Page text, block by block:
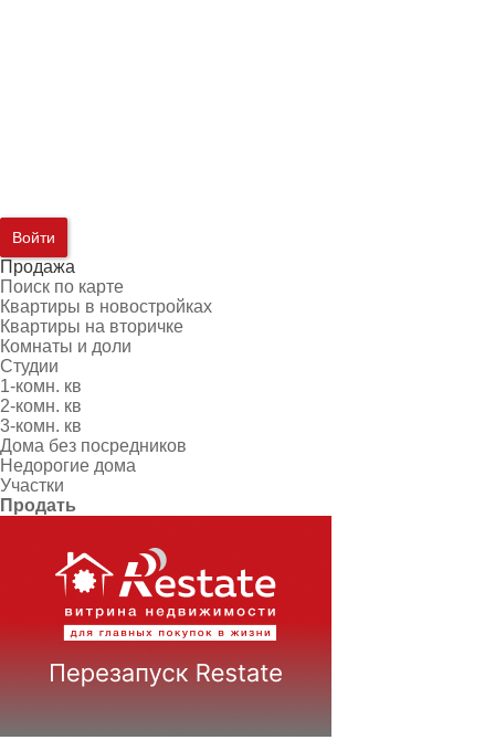
Войти
Продажа
Поиск по карте
Квартиры в новостройках
Квартиры на вторичке
Комнаты и доли
Студии
1-комн. кв
2-комн. кв
3-комн. кв
Дома без посредников
Недорогие дома
Участки
Продать